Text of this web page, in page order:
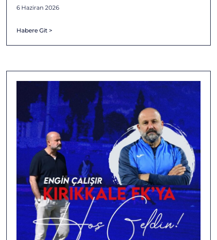
6 Haziran 2026
Habere Git >